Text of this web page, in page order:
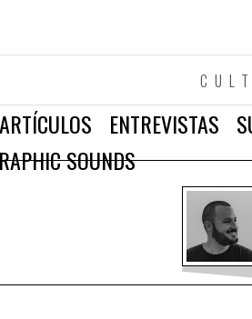
ARTÍCULOS ENTREVISTAS
SOUNDS